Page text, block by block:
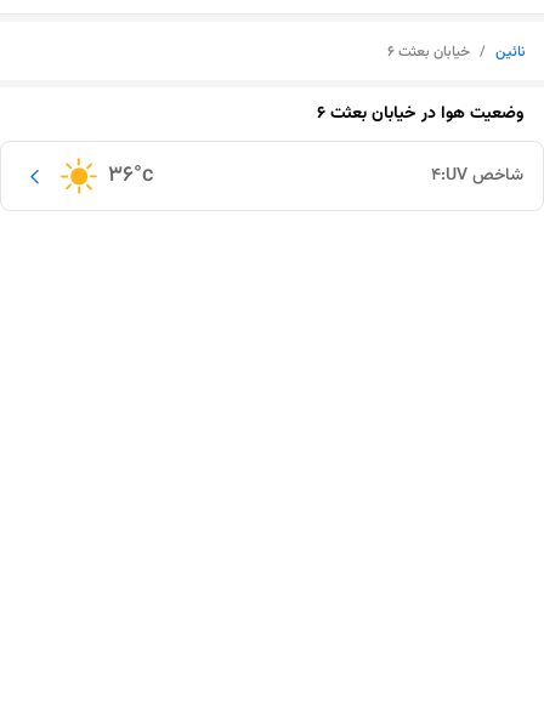
نائین / خیابان بعثت 6
وضعیت هوا درخیابان بعثت 6
36°c شاخص UV: 4